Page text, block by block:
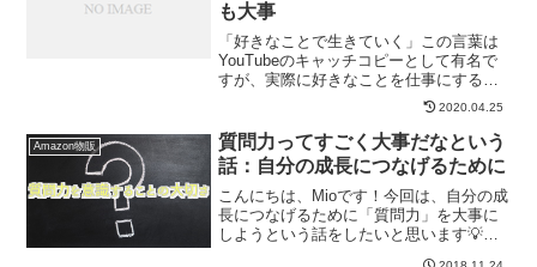
も大事
「好きなことで生きていく」この言葉は
YouTubeのキャッチコピーとして有名で
すが、実際に好きなことを仕事にする生
活は、誰もが憧れることですよね。そし
て、今の時代はそれを実現させることは
そんなに難しくありません。Youtuberも
そうですが...
2020.04.25
Amazon物販
質問力ってすごく大事だなという
話：自分の成長につなげるために
こんにちは、Mioです！今回は、自分の成
長につなげるために「質問力」を大事に
しようという話をしたいと思います💡何